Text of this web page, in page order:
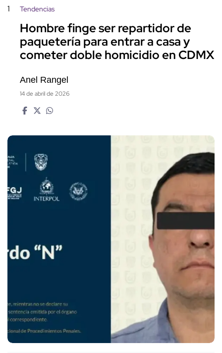
1 Tendencias
Hombre finge ser repartidor de
paquetería para entrar a casa y
cometer doble homicidio en CDMX
Anel Rangel
14 de abril de 2026